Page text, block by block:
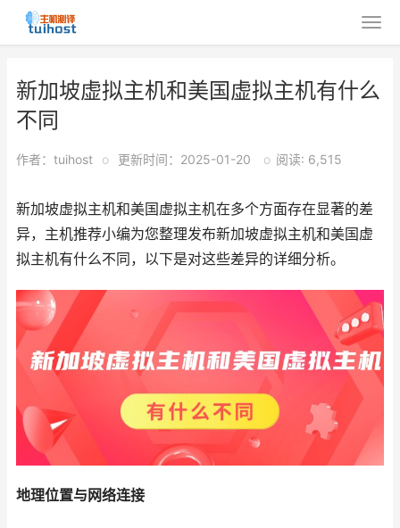
新加坡虚拟主机和美国虚拟主机有什么
不同
作者：tuihost o 更新时间：2025-01-20 o 阅读: 6,515
新加坡虚拟主机和美国虚拟主机在多个方面存在显著的差
异，主机推荐小编为您整理发布新加坡虚拟主机和美国虚
拟主机有什么不同，以下是对这些差异的详细分析。
地理位置与网络连接